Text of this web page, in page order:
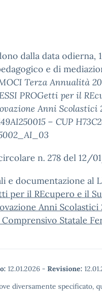
dalla data
e di
Terza Annualità
PROGetti per il
Anni
– CUP
n. 278 del 12/
e documentazione al
per il REcupero e il
Anni
Statale
12.01.2026 - Revisione:
diversamente specificato,